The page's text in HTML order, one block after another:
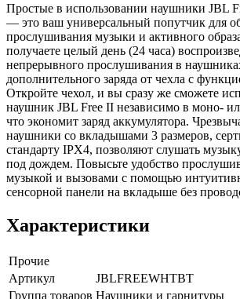
Простые в использовании наушники JBL
— это ваш универсальный попутчик для
прослушивания музыки и активного
получаете целый день (24 часа)
непрерывного прослушивания в
дополнительного заряда от чехла с
Откройте чехол, и вы сразу же сможете
наушник JBL Free II независимо в моно-
что экономит заряд аккумулятора.
наушники со вкладышами 3 размеров,
стандарту IPX4, позволяют слушать
под дождем. Повысьте удобство
музыкой и вызовами с помощью
сенсорной панели на вкладыше без
Характеристики
Прочие
Артикул
JBLFREEWHTBT
Группа товаров Наушники и гарнитуры